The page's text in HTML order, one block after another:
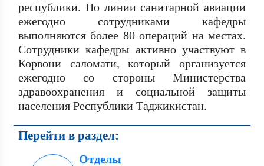
республики. По линии санитарной авиации
ежегодно сотрудниками кафедры
выполняются более 80 операций на местах.
Сотрудники кафедры активно участвуют в
Корвони саломати, который организуется
ежегодно со стороны Министерства
здравоохранения и социальной защиты
населения Республики Таджикистан.
Перейти в раздел:
Отделы